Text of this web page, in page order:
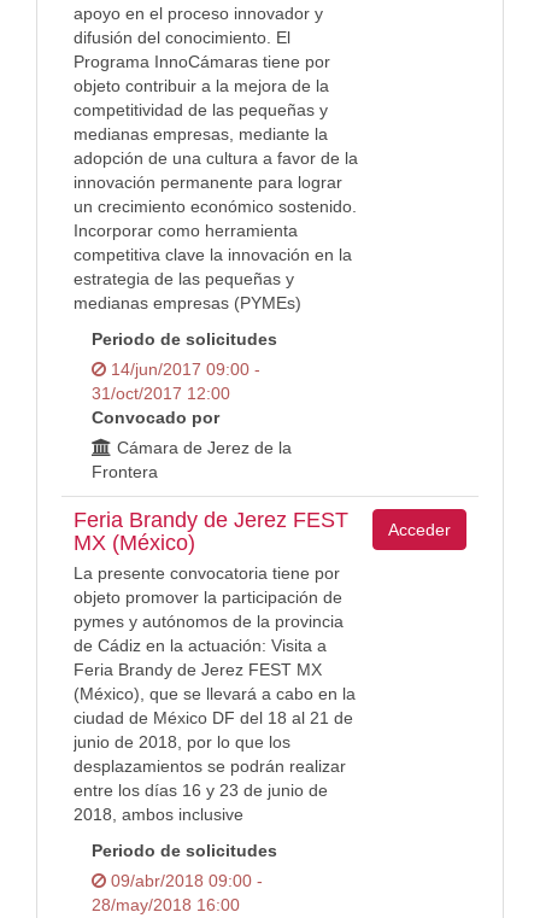
apoyo en el proceso innovador y
difusión del conocimiento. El
Programa InnoCámaras tiene por
objeto contribuir a la mejora de la
competitividad de las pequeñas y
medianas empresas, mediante la
adopción de una cultura a favor de la
innovación permanente para lograr
un crecimiento económico sostenido.
Incorporar como herramienta
competitiva clave la innovación en la
estrategia de las pequeñas y
medianas empresas (PYMEs)
Periodo de solicitudes
14/jun/2017 09:00 -
31/oct/2017 12:00
Convocado por
Cámara de Jerez de la
Frontera
Feria Brandy de Jerez FEST
MX (México)
La presente convocatoria tiene por
objeto promover la participación de
pymes y autónomos de la provincia
de Cádiz en la actuación: Visita a
Feria Brandy de Jerez FEST MX
(México), que se llevará a cabo en la
ciudad de México DF del 18 al 21 de
junio de 2018, por lo que los
desplazamientos se podrán realizar
entre los días 16 y 23 de junio de
2018, ambos inclusive
Periodo de solicitudes
09/abr/2018 09:00 -
28/may/2018 16:00
Acceder